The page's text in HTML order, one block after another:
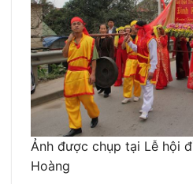
Ảnh được chụp tại Lễ hội
Hoàng